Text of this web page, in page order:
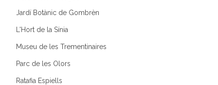
Jardí Botànic de Gombrèn
L'Hort de la Sínia
Museu de les Trementinaires
Parc de les Olors
Ratafia Espiells